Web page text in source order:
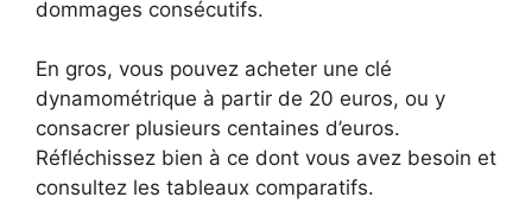
dommages consécutifs.
En gros, vous pouvez acheter une clé
dynamométrique à partir de 20 euros, ou y
consacrer plusieurs centaines d’euros.
Réfléchissez bien à ce dont vous avez besoin et
consultez les tableaux comparatifs.